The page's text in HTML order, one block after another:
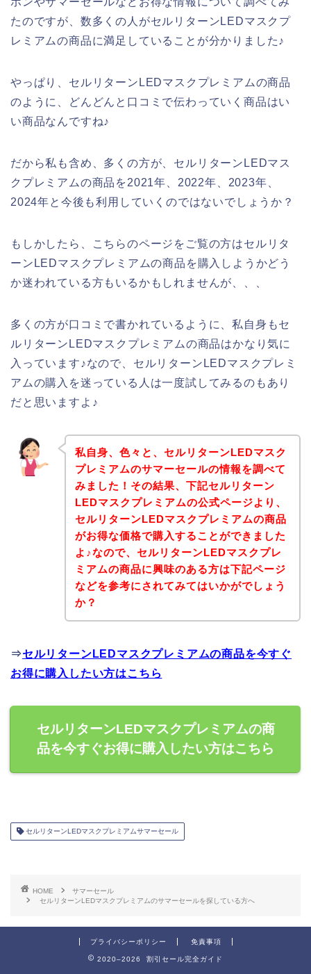
たのですが、数多くの人がセルリターンLEDマスクプ
レミアムの商品に満足していることが分かりました♪
やっぱり、セルリターンLEDマスクプレミアムの商品
のように、どんどんと口コミで伝わっていく商品はい
い商品なんですね♪
だから私も含め、多くの方が、セルリターンLEDマス
クプレミアムの商品を2021年、2022年、2023年、
2024年と今後も利用していくのではないでしょうか？
もしかしたら、こちらのページをご覧の方はセルリタ
ーンLEDマスクプレミアムの商品を購入しようかどう
か迷われている方もいるかもしれませんが、、、
多くの方が口コミで書かれているように、私自身もセ
ルリターンLEDマスクプレミアムの商品はかなり気に
入っています♪なので、セルリターンLEDマスクプレミ
アムの購入を迷っている人は一度試してみるのもあり
だと思いますよ♪
私自身、色々と、セルリターンLEDマスク
プレミアムのサマーセールの情報を調べて
みました！その結果、下記セルリターン
LEDマスクプレミアムの公式ページより、
セルリターンLEDマスクプレミアムの商品
がお得な価格で購入することができました
よ♪なので、セルリターンLEDマスクプレ
ミアムの商品に興味のある方は下記ページ
などを参考にされてみてはいかがでしょう
か？
⇒セルリターンLEDマスクプレミアムの商品を今すぐ
お得に購入したい方はこちら
セルリターンLEDマスクプレミアムの商
品を今すぐお得に購入したい方はこちら
セルリターンLEDマスクプレミアムサマーセール
HOME
サマーセール
セルリターンLEDマスクプレミアムのサマーセールを探している方へ
プライバシーポリシー 免責事項
2020–2026 割引セール完全ガイド